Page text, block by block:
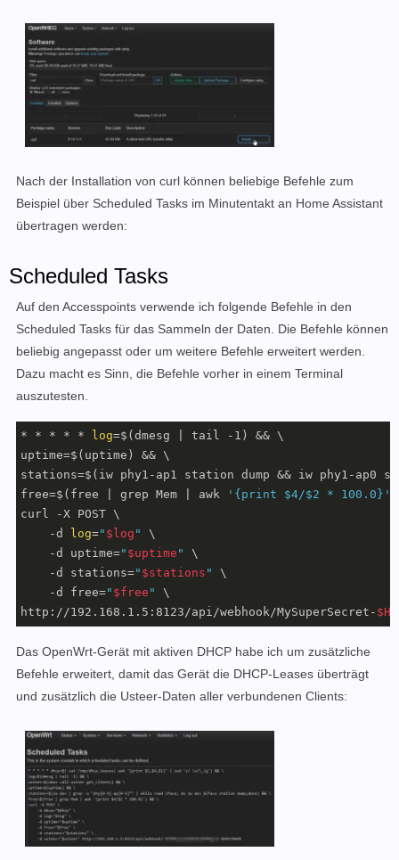
Nach der Installation von curl können beliebige Befehle zum
Beispiel über Scheduled Tasks im Minutentakt an Home Assistant
übertragen werden:
Scheduled Tasks
Auf den Accesspoints verwende ich folgende Befehle in den
Scheduled Tasks für das Sammeln der Daten. Die Befehle können
beliebig angepasst oder um weitere Befehle erweitert werden.
Dazu macht es Sinn, die Befehle vorher in einem Terminal
auszutesten.
* * * * * log=$(dmesg | tail -1) && \
uptime=$(uptime) && \
stations=$(iw phy1-ap1 station dump && iw phy1-ap0
free=$(free | grep Mem | awk
'{print $4/$2 * 100.0}'
curl -X POST \
    -d
log=" $log "
\
    -d uptime=
" $uptime "
\
    -d stations=
" $stations "
\
    -d free=
" $free "
\
http://192.168.1.5:8123/api/webhook/MySuperSecret-
Das OpenWrt-Gerät mit aktiven DHCP habe ich um zusätzliche
Befehle erweitert, damit das Gerät die DHCP-Leases überträgt
und zusätzlich die Usteer-Daten aller verbundenen Clients: